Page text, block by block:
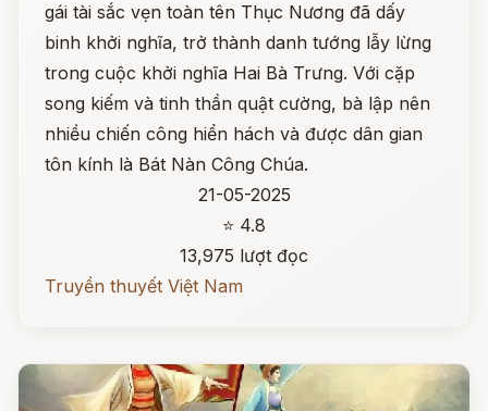
gái tài sắc vẹn toàn tên Thục Nương đã dấy
binh khởi nghĩa, trở thành danh tướng lẫy lừng
trong cuộc khởi nghĩa Hai Bà Trưng. Với cặp
song kiếm và tinh thần quật cường, bà lập nên
nhiều chiến công hiển hách và được dân gian
tôn kính là Bát Nàn Công Chúa.
21-05-2025
⭐ 4.8
13,975 lượt đọc
Truyền thuyết Việt Nam